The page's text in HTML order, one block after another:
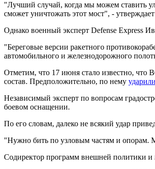
"Лучший случай, когда мы можем ставить
сможет уничтожать этот мост", - утверждает
Однако военный эксперт Defense Express
"Береговые версии ракетного
автомобильного и железнодорожного
Отметим, что 17 июня стало известно,
состав. Предположительно, по нему
Независимый эксперт по вопросам
боевом оснащении.
По его словам, далеко не всякий удар
"Нужно бить по узловым частям и опорам.
Содиректор программ внешней политики и